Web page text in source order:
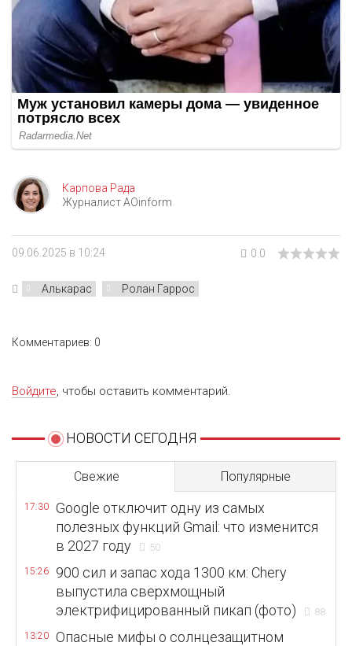
Карпова Рада
Журналист AOinform
09.06.2025 в 10:24 0.0
Алькарас Ролан Гаррос
Комментариев: 0
Войдите, чтобы оставить комментарий.
НОВОСТИ СЕГОДНЯ
Свежие Популярные
17:30
Google отключит одну из самых
полезных функций Gmail: что изменится
в 2027 году
50
15:26
900 сил и запас хода 1300 км: Chery
выпустила сверхмощный
электрифицированный пикап (фото)
88
13:20
Опасные мифы о солнцезащитном